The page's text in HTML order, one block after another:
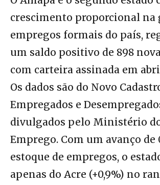
crescimento proporcional na
empregos formais do país,
um saldo positivo de 898
com carteira assinada em
Os dados são do Novo
Empregados e
divulgados pelo Ministério
Emprego. Com um avanço de
estoque de empregos, o
apenas do Acre (+0,9%) no